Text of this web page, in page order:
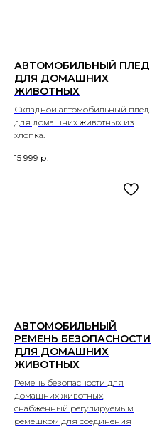
АВТОМОБИЛЬНЫЙ ПЛЕД
ДЛЯ ДОМАШНИХ
ЖИВОТНЫХ
Складной автомобильный плед
для домашних животных из
хлопка.
15 999 р.
АВТОМОБИЛЬНЫЙ
РЕМЕНЬ БЕЗОПАСНОСТИ
ДЛЯ ДОМАШНИХ
ЖИВОТНЫХ
Ремень безопасности для
домашних животных,
снабженный регулируемым
ремешком для соединения